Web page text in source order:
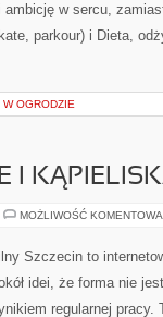
w sercu,
parkour) i Dieta,
OGRODZIE
I
MOŻLIWOŚĆ
Szczecin to
idei, że forma nie
regularnej pracy.